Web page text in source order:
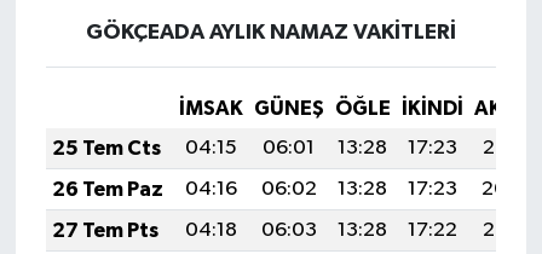
GÖKÇEADA AYLIK NAMAZ VAKITLERI
İMSAK GÜNEŞ ÖĞLE İKINDI
25 Tem Cts
04:15 06:01 13:28 17:23
20:45
26 Tem Paz
04:16 06:02 13:28 17:23
20:44
27 Tem Pts
04:18 06:03 13:28 17:22
20:43